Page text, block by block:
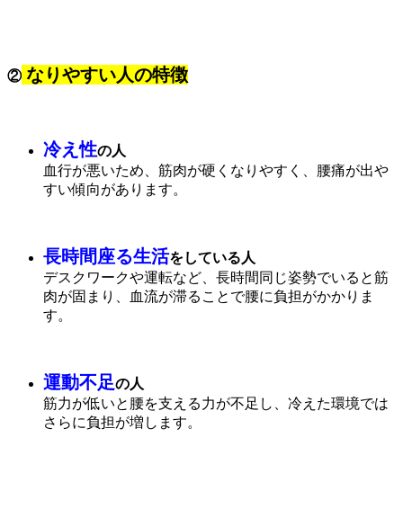
② なりやすい人の特徴
冷え性の人
血行が悪いため、筋肉が硬くなりやすく、腰痛が出や
すい傾向があります。
長時間座る生活をしている人
デスクワークや運転など、長時間同じ姿勢でいると筋
肉が固まり、血流が滞ることで腰に負担がかかりま
す。
運動不足の人
筋力が低いと腰を支える力が不足し、冷えた環境では
さらに負担が増します。